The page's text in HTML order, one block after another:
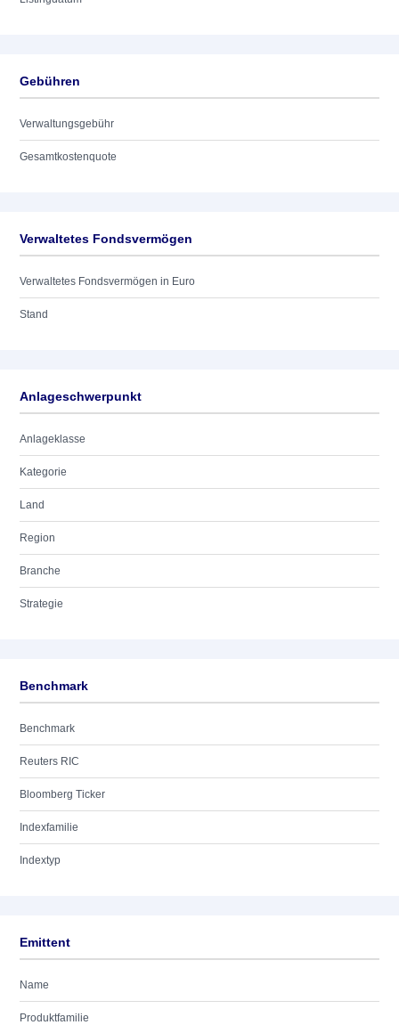
Gebühren
Verwaltungsgebühr
Gesamtkostenquote
Verwaltetes Fondsvermögen
Verwaltetes Fondsvermögen in Euro
Stand
Anlageschwerpunkt
Anlageklasse
Kategorie
Land
Region
Branche
Strategie
Benchmark
Benchmark
Reuters RIC
Bloomberg Ticker
Indexfamilie
Indextyp
Emittent
Name
Produktfamilie